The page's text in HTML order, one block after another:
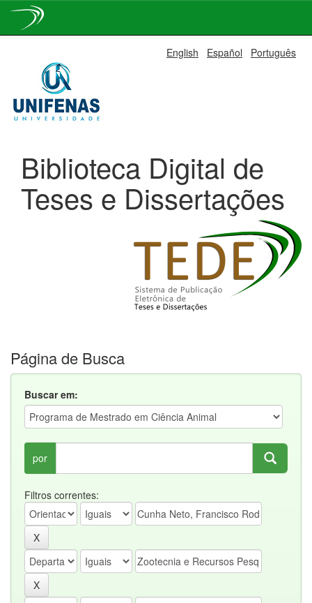
navigation
English Español Português
Biblioteca Digital de
Teses e Dissertações
Página de Busca
Buscar em:
por
Filtros correntes: